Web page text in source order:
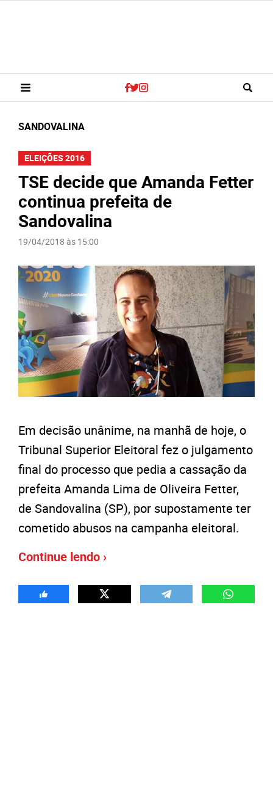
SANDOVALINA
ELEIÇÕES 2016
TSE decide que Amanda Fetter
continua prefeita de
Sandovalina
19/04/2018 às 15:00
Em decisão unânime, na manhã de hoje, o
Tribunal Superior Eleitoral fez o julgamento
final do processo que pedia a cassação da
prefeita Amanda Lima de Oliveira Fetter,
de Sandovalina (SP), por supostamente ter
cometido abusos na campanha eleitoral.
Continue lendo ›